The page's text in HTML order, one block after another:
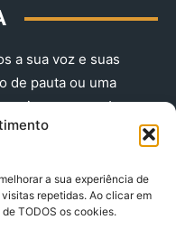
a sua experiência de
repetidas. Ao clicar em
TODOS os cookies.
a sua voz e suas
de pauta ou uma
nos agora!